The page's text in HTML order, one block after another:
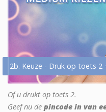
2b. Keuze - Druk op toets 2
Of u drukt op toets 2.
Geef nu de pincode in van